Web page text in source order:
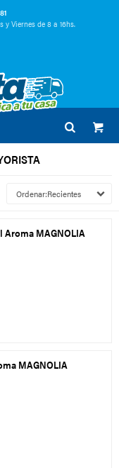
y Viernes de 8 a 16hs.
Recientes
Aroma MAGNOLIA
MAGNOLIA